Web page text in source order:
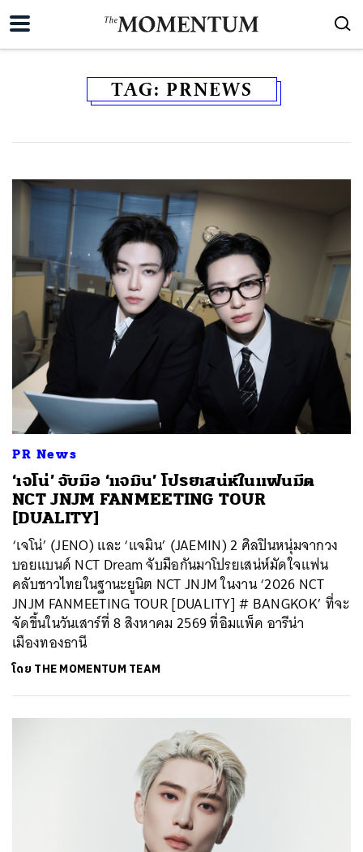
TAG: PRNEWS
PR News
‘เจโน่’ จับมือ ‘แจมิน’ โปรยเสน่ห์ในแฟนมีต
NCT JNJM FANMEETING TOUR
[DUALITY]
‘เจโน่’ (JENO) และ ‘แจมิน’ (JAEMIN) 2 ศิลปินหนุ่มจากวง
บอยแบนด์ NCT Dream จับมือกันมาโปรยเสน่ห์มัดใจแฟน
คลับชาวไทยในฐานะยูนิต NCT JNJM ในงาน ‘2026 NCT
JNJM FANMEETING TOUR [DUALITY] # BANGKOK’ ที่จะ
จัดขึ้นในวันเสาร์ที่ 8 สิงหาคม 2569 ที่อิมแพ็ค อารีน่า
เมืองทองธานี
โดย THE MOMENTUM TEAM